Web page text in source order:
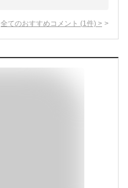
全てのおすすめコメント (1 件) >